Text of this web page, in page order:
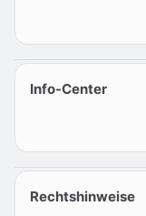
Info-Center
Rechtshinweise